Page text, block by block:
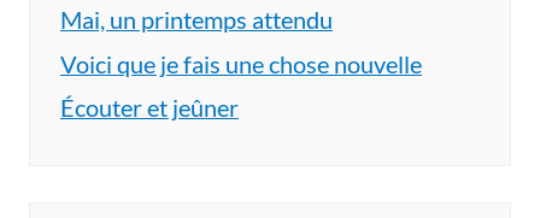
Mai, un printemps attendu
Voici que je fais une chose nouvelle
Écouter et jeûner